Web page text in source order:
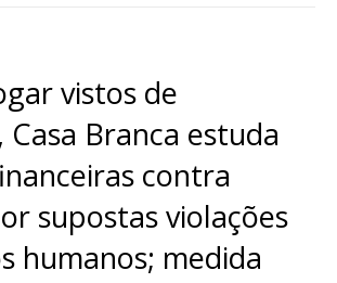
vistos de
Branca estuda
contra
supostas violações
humanos; medida